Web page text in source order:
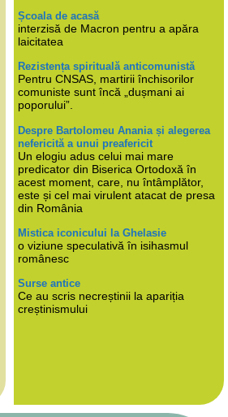
Școala de acasă
interzisă de Macron pentru a apăra
laicitatea
Rezistența spirituală anticomunistă
Pentru CNSAS, martirii închisorilor
comuniste sunt încă „dușmani ai
poporului”.
Despre Bartolomeu Anania și alegerea
nefericită a unui preafericit
Un elogiu adus celui mai mare
predicator din Biserica Ortodoxă în
acest moment, care, nu întâmplător,
este și cel mai virulent atacat de presa
din România
Mistica iconicului la Ghelasie
o viziune speculativă în isihasmul
românesc
Surse antice
Ce au scris necreștinii la apariția
creștinismului